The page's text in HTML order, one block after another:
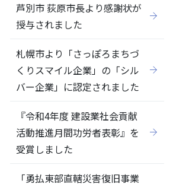
芦別市 荻原市長より感謝状が
授与されました
札幌市より「さっぽろまちづ
くりスマイル企業」の「シル
バー企業」に認定されました
『令和4年度 建設業社会貢献
活動推進月間功労者表彰』を
受賞しました
「勇払東部直轄災害復旧事業